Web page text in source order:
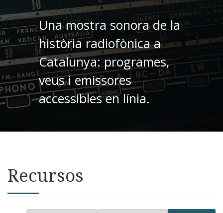
Una mostra sonora de la
història radiofònica a
Catalunya: programes,
veus i emissores
accessibles en línia.
Recursos